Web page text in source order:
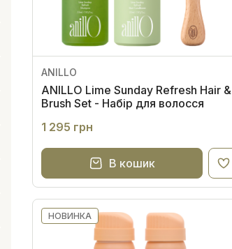
ANILLO
ANILLO Lime Sunday Refresh Hair &
Brush Set - Набір для волосся
1 295 грн
В кошик
НОВИНКА